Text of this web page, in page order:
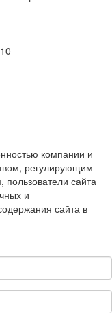
компании и
регулирующим
пользователи сайта
и
сайта в